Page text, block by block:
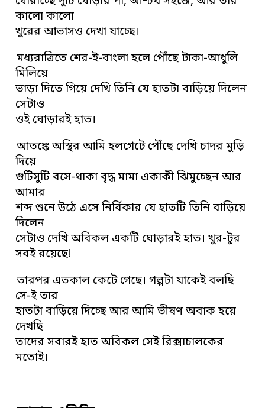
কালো কালো
খুরের আভাসও দেখা যাচ্ছে।
মধ্যরাত্রিতে শের-ই-বাংলা হলে পৌঁছে টাকা-আধুলি
মিলিয়ে
ভাড়া দিতে গিয়ে দেখি তিনি যে হাতটা বাড়িয়ে দিলেন
সেটাও
ওই ঘোড়ারই হাত।
আতঙ্কে অস্থির আমি হলগেটে পৌঁছে দেখি চাদর মুড়ি
দিয়ে
গুটিসুটি বসে-থাকা বৃদ্ধ মামা একাকী ঝিমুচ্ছেন আর
আমার
শব্দ শুনে উঠে এসে নির্বিকার যে হাতটি তিনি বাড়িয়ে
দিলেন
সেটাও দেখি অবিকল একটি ঘোড়ারই হাত। খুর-টুর
সবই রয়েছে!
তারপর এতকাল কেটে গেছে। গল্পটা যাকেই বলছি
সে-ই তার
হাতটা বাড়িয়ে দিচ্ছে আর আমি ভীষণ অবাক হয়ে
দেখছি
তাদের সবারই হাত অবিকল সেই রিক্সাচালকের
মতোই।